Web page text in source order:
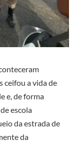
ceifou a vida de
e, de forma
escola
da estrada de
da